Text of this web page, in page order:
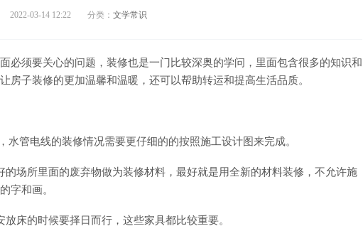
2022-03-14 12:22 分类： 文学常识
须要关心的问题，装修也是一门比较深奥的学问，里面包含很多的知识和
房子装修的更加温馨和温暖，还可以帮助转运和提高生活品质。
管电线的装修情况需要更仔细的的按照施工设计图来完成。
场所里面的废弃物做为装修材料，最好就是用全新的材料装修，不允许施
字和画。
的时候要择日而行，这些家具都比较重要。